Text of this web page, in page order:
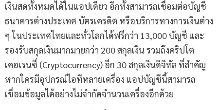
เงินสดทั้งหมดได้ในแอปเดียว อีกทั้งสามารถเชื่อมต่อบัญชี
ธนาคารต่างประเทศ บัตรเครดิต หรือบริการทางการเงินต่าง
ๆ ในประเทศไทยและทั่วโลกได้ฟรีกว่า 13,000 บัญชี และ
รองรับสกุลเงินมากมายกว่า 200 สกุลเงิน รวมถึงคริปโต
เคอเรนซี่ (Cryptocurrency) อีก 30 สกุลเงินดิจิทัล ที่สำคัญ
หากใครมีอุปกรณ์ไอทีหลายเครื่อง แอปบัญชีนี้สามารถ
เชื่อมข้อมูลได้อย่างไม่จำกัดจำนวนเครื่องอีกด้วย